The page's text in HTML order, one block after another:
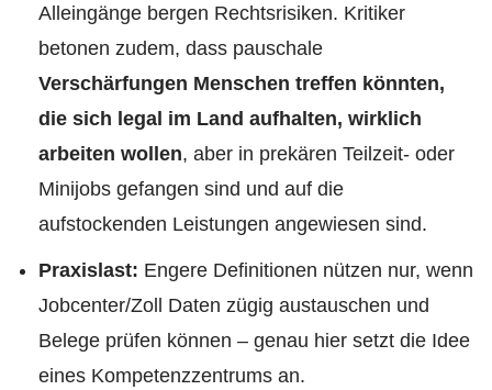
Alleingänge bergen Rechtsrisiken. Kritiker
betonen zudem, dass pauschale
Verschärfungen Menschen treffen könnten,
die sich legal im Land aufhalten, wirklich
arbeiten wollen, aber in prekären Teilzeit- oder
Minijobs gefangen sind und auf die
aufstockenden Leistungen angewiesen sind.
Praxislast: Engere Definitionen nützen nur, wenn
Jobcenter/Zoll Daten zügig austauschen und
Belege prüfen können – genau hier setzt die Idee
eines Kompetenzzentrums an.